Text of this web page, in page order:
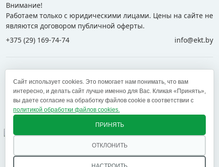
Внимание!
Работаем только с юридическими лицами. Цены на сайте не
являются договором публичной оферты.
+375 (29) 169-74-74
info@ekt.by
+375 (17) 269-74-74
zakaz@ekt.by
Оставить отзыв
Брест, Витебск, Гомель, Гродно, Могилев и другие
Сайт использует cookies. Это помогает нам понимать, что вам
интересно, и делать сайт лучше именно для Вас. Кликая «Принять»,
вы даете согласие на обработку файлов cookie в соответствии с
политикой обработки файлов cookies.
ОТКЛОНИТЬ
ПРИНЯТЬ